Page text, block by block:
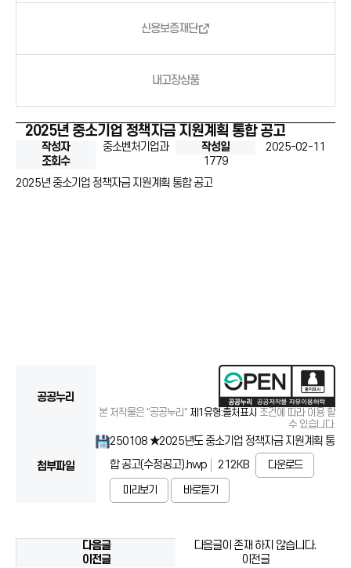
신용보증재단
내고장상품
2025년 중소기업 정책자금 지원계획 통합 공고
작성자 중소벤처기업과 작성일
2025-02-11
조회수
1779
2025년 중소기업 정책자금 지원계획 통합 공고
공공누리
본 저작물은 "공공누리" 제1유형:출처표시 조건에 따라 이용 할
수 있습니다.
첨부파일
250108 ★2025년도 중소기업 정책자금 지원계획 통
합 공고(수정공고).hwp
212KB 다운로드
미리보기 바로듣기
다음글
다음글이 존재 하지 않습니다.
이전글
이전글